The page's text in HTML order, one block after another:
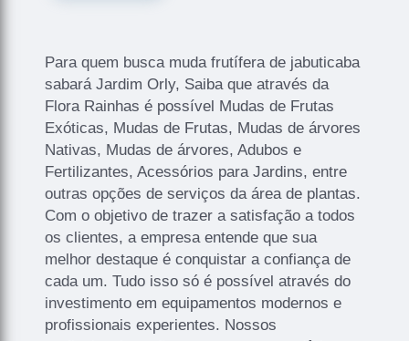
Para quem busca muda frutífera de jabuticaba
sabará Jardim Orly, Saiba que através da
Flora Rainhas é possível Mudas de Frutas
Exóticas, Mudas de Frutas, Mudas de árvores
Nativas, Mudas de árvores, Adubos e
Fertilizantes, Acessórios para Jardins, entre
outras opções de serviços da área de plantas.
Com o objetivo de trazer a satisfação a todos
os clientes, a empresa entende que sua
melhor destaque é conquistar a confiança de
cada um. Tudo isso só é possível através do
investimento em equipamentos modernos e
profissionais experientes. Nossos